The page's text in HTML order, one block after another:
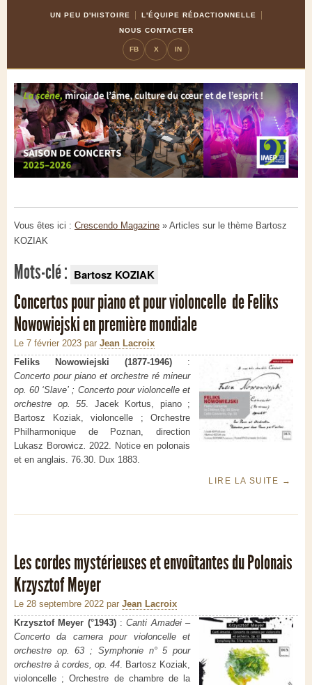
UN PEU D'HISTOIRE
L'ÉQUIPE RÉDACTIONNELLE
NOUS CONTACTER
FB X IN
Vous êtes ici : Crescendo Magazine » Articles sur le thème Bartosz
KOZIAK
Mots-clé : Bartosz KOZIAK
Concertos pour piano et pour violoncelle de Feliks
Nowowiejski en première mondiale
Le 7 février 2023 par Jean Lacroix
Feliks Nowowiejski (1877-1946) :
Concerto pour piano et orchestre ré mineur
op. 60 ‘Slave’ ; Concerto pour violoncelle et
orchestre op. 55. Jacek Kortus, piano ;
Bartosz Koziak, violoncelle ; Orchestre
Philharmonique de Poznan, direction
Lukasz Borowicz.2022. Notice en polonais
et en anglais. 76.30. Dux 1883.
LIRE LA SUITE →
Les cordes mystérieuses et envoûtantes du Polonais
Krzysztof Meyer
Le 28 septembre 2022 par Jean Lacroix
Krzysztof Meyer (°1943) :Canti Amadei –
Concerto da camera pour violoncelle et
orchestre op. 63 ; Symphonie n° 5 pour
orchestre à cordes, op. 44. Bartosz Koziak,
violoncelle ; Orchestre de chambre de la